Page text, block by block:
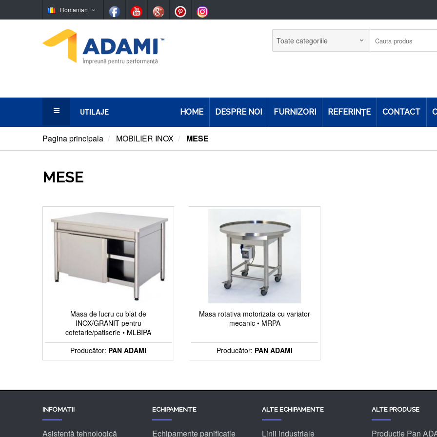
Romanian
UTILAJE
Panificaţie
Simigerie
Ciocolaterie
Paste fainoase
Gelaterie
Mori
Utilaje stoc
Accesorii si Ustensile Patiser.ro
HOME DESPRE NOI FURNIZORI REFERINŢE CONTACT
Pagina principala MOBILIER INOX MESE
MESE
Masa de lucru cu blat de
INOX/GRANIT pentru
cofetarie/patiserie • MLBIPA
Producător: PAN ADAMI
Masa rotativa motorizata cu variator
mecanic • MRPA
Producător: PAN ADAMI
INFOMATII
Asistență tehnologică
ECHIPAMENTE
Echipamente panificatie
ALTE ECHIPAMENTE
Linii industriale
ALTE PRODUSE
Productie Pan